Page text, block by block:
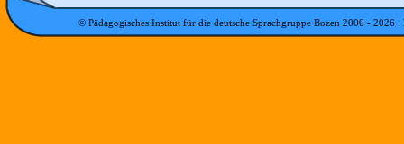
© Pädagogisches Institut für die deutsche Sprachgruppe Bozen 2000 - 2026